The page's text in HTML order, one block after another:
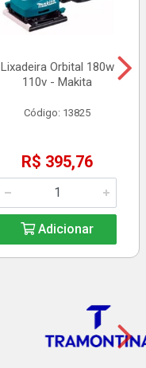
Lixadeira Orbital 180w
110v - Makita
Código: 13825
R$ 395,76
Adicionar